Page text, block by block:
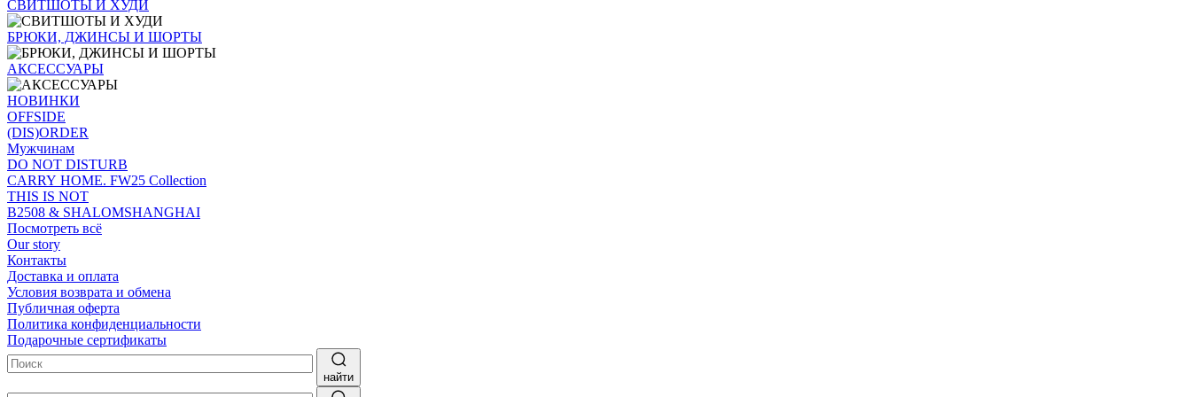
СВИТШОТЫ И ХУДИ
БРЮКИ, ДЖИНСЫ И ШОРТЫ
АКСЕССУАРЫ
НОВИНКИ
OFFSIDE
(DIS)ORDER
Мужчинам
DO NOT DISTURB
CARRY HOME. FW25 Collection
THIS IS NOT
B2508 & SHALOMSHANGHAI
Посмотреть всё
Our story
Контакты
Доставка и оплата
Условия возврата и обмена
Публичная оферта
Политика конфиденциальности
Подарочные сертификаты
найти